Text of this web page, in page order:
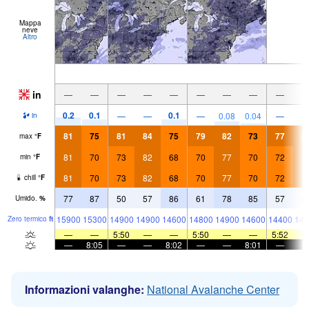
Mappa
neve
Altro
in — — — — — — — — —
in 0.2 0.1 — — 0.1 — 0.08 0.04 —
max °F 81 75 81 84 75 79 82 73 77
min °F 81 70 73 82 68 70 77 70 72
chill °F 81 70 73 82 68 70 77 70 72
Umido. % 77 87 50 57 86 61 78 85 57
Zero termico ft 15900 15300 14900 14900 14600 14800 14900 14600 14400
—
— 5:50 — — 5:50 — — 5:52
—
8:05 — — 8:02 — — 8:01 —
Informazioni valanghe: National Avalanche Center